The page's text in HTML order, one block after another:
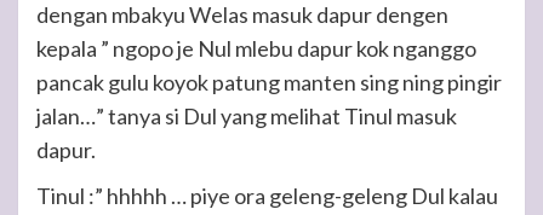
dengan mbakyu Welas masuk dapur dengen
kepala ” ngopo je Nul mlebu dapur kok nganggo
pancak gulu koyok patung manten sing ning pingir
jalan…” tanya si Dul yang melihat Tinul masuk
dapur.
Tinul :” hhhhh … piye ora geleng-geleng Dul kalau